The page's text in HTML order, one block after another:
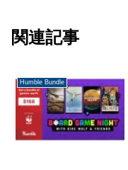
関連記事
Humble Bundle